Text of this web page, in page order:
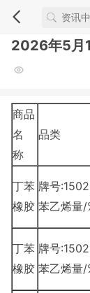
2026年5月
商品
名
称
品类
丁苯
橡胶
牌号
苯乙烯量/
丁苯
橡胶
牌号
苯乙烯量/